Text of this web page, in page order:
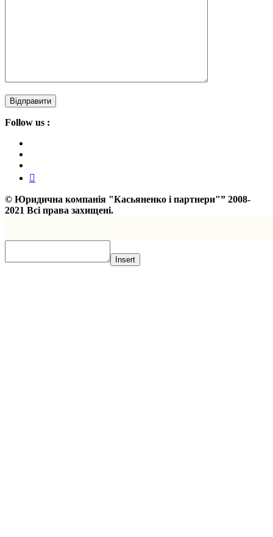
Follow us :
© Юридична компанія "Касьяненко і партнери"” 2008-
2021 Всі права захищені.
Insert